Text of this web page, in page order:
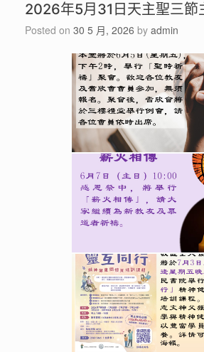
2026年5月31日天主聖三節
Posted on 30 5 月, 2026 by admin